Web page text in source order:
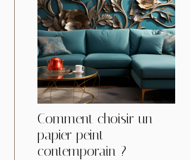
Comment choisir un
papier peint
contemporain ?